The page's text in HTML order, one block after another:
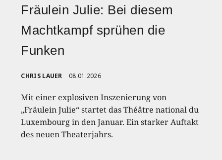
Fräulein Julie: Bei diesem
Machtkampf sprühen die
Funken
CHRIS LAUER 08.01.2026
Mit einer explosiven Inszenierung von
„Fräulein Julie“ startet das Théâtre national du
Luxembourg in den Januar. Ein starker Auftakt
des neuen Theaterjahrs.